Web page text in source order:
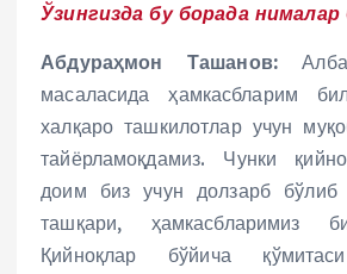
Ўзингизда бу борада нималар
Абдураҳмон Ташанов:
масаласида ҳамкасбларим
халқаро ташкилотлар учун
тайёрламоқдамиз. Чунки
доим биз учун долзарб бўлиб
ташқари, ҳамкасбларимиз
Қийноқлар бўйича